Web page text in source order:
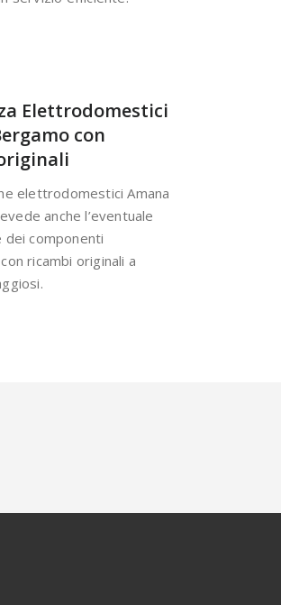
Elettrodomestici
con
elettrodomestici Amana
anche l’eventuale
componenti
ricambi originali a